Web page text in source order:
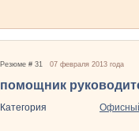
Резюме # 31 07 февраля 2013 года
помощник
Категория